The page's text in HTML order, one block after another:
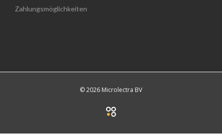
Zahlungsmöglichkeiten
© 2026 Microlectra BV